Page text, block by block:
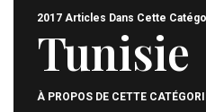
2017 Articles Dans Cette
Tunisie
À PROPOS DE CETTE